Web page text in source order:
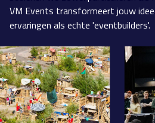
VM Events transformeert jouw
ervaringen als echte 'eventbuilders'.